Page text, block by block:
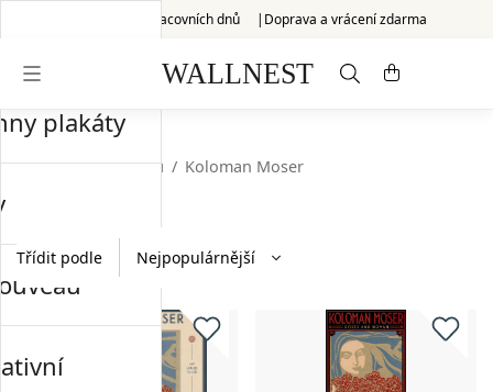
Odesláno do 3 pracovních dnů Doprava a vrácení zdarma
Start / Art nouveau / Koloman Moser
Třídit podle
plakáty